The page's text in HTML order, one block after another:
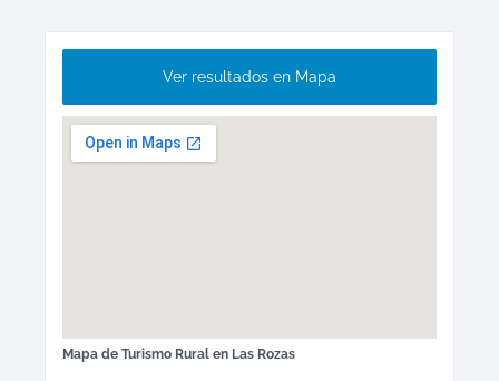
Ver resultados en Mapa
Mapa de Turismo Rural en Las Rozas